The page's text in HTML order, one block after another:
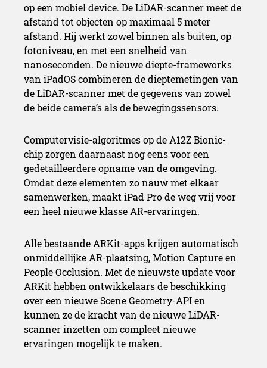
A12Z Bionic-chip
op een mobiel device. De LiDAR-scanner meet de
afstand tot objecten op maximaal 5 meter
afstand. Hij werkt zowel binnen als buiten, op
fotoniveau, en met een snelheid van
nanoseconden. De nieuwe diepte-frameworks
van iPadOS combineren de dieptemetingen van
de LiDAR-scanner met de gegevens van zowel
de beide camera’s als de bewegingssensors.
Computervisie-algoritmes op de A12Z Bionic-
chip zorgen daarnaast nog eens voor een
gedetailleerdere opname van de omgeving.
Omdat deze elementen zo nauw met elkaar
samenwerken, maakt iPad Pro de weg vrij voor
een heel nieuwe klasse AR-ervaringen.
Alle bestaande ARKit-apps krijgen automatisch
onmiddellijke AR-plaatsing, Motion Capture en
People Occlusion. Met de nieuwste update voor
ARKit hebben ontwikkelaars de beschikking
over een nieuwe Scene Geometry-API en
kunnen ze de kracht van de nieuwe LiDAR-
scanner inzetten om compleet nieuwe
ervaringen mogelijk te maken.